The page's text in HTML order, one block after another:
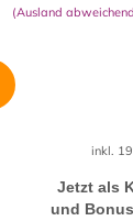
(Ausland
inkl.
Jetzt als
und